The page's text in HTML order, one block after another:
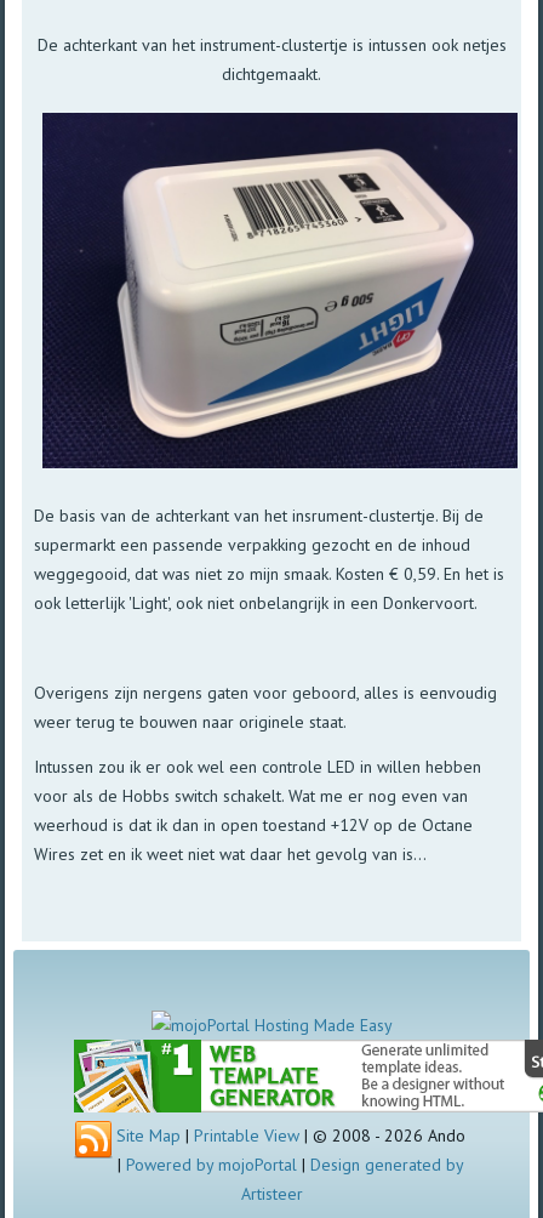
De achterkant van het instrument-clustertje is intussen ook netjes
dichtgemaakt.
De basis van de achterkant van het insrument-clustertje. Bij de
supermarkt een passende verpakking gezocht en de inhoud
weggegooid, dat was niet zo mijn smaak. Kosten € 0,59. En het is
ook letterlijk 'Light', ook niet onbelangrijk in een Donkervoort.
Overigens zijn nergens gaten voor geboord, alles is eenvoudig
weer terug te bouwen naar originele staat.
Intussen zou ik er ook wel een controle LED in willen hebben
voor als de Hobbs switch schakelt. Wat me er nog even van
weerhoud is dat ik dan in open toestand +12V op de Octane
Wires zet en ik weet niet wat daar het gevolg van is...
Site Map | Printable View | © 2008 - 2026 Ando
| Powered by mojoPortal | Design generated by
Artisteer